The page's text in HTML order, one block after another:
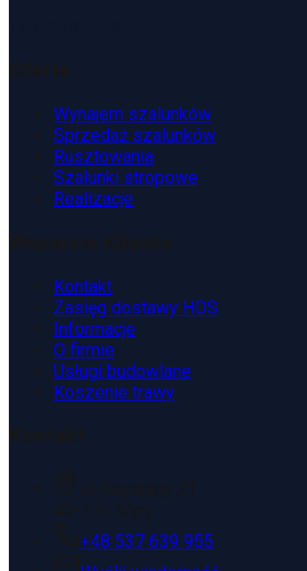
Wynajem szalunków
Sprzedaż szalunków
Rusztowania
Szalunki stropowe
Realizacje
Kontakt
Zasięg dostawy HDS
Informacje
O firmie
Usługi budowlane
Koszenie trawy
+48 537 639 955